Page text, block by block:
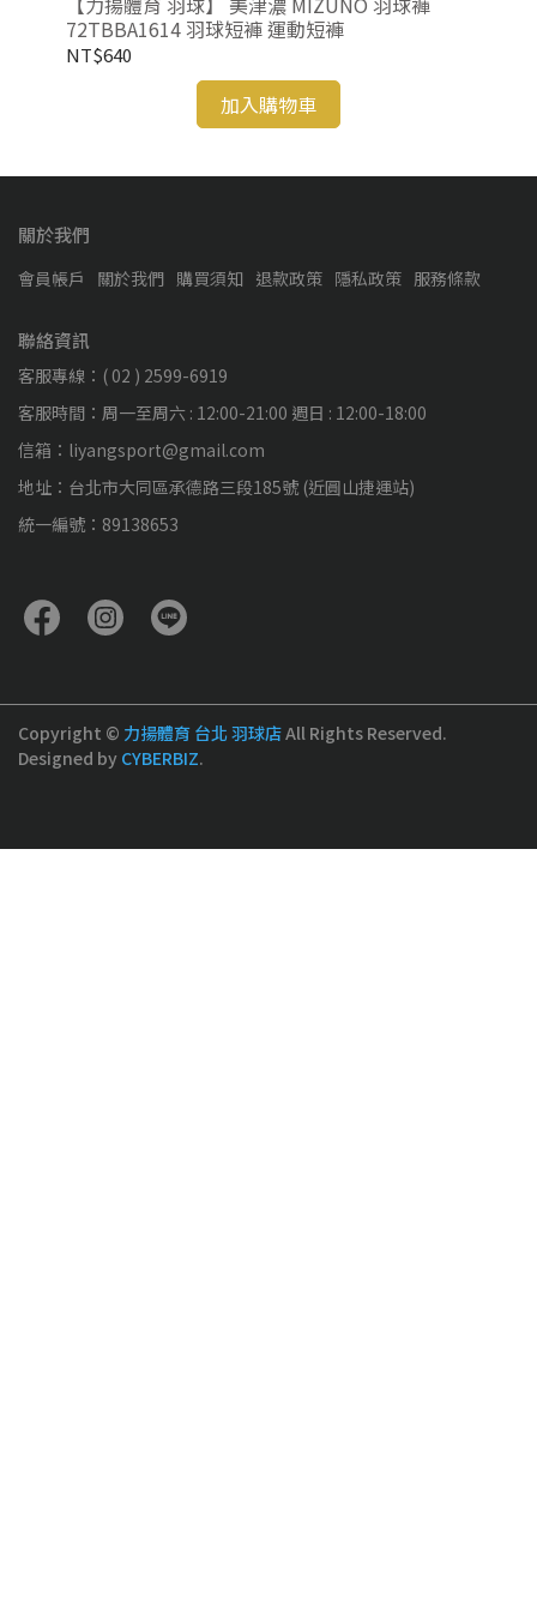
72TBBA1614 羽球短褲 運動短褲
NT$640
加入購物車
關於我們
會員帳戶 關於我們 購買須知 退款政策 隱私政策 服務條款
聯絡資訊
客服專線：( 02 ) 2599-6919
客服時間：周一至周六 : 12:00-21:00 週日 : 12:00-18:00
信箱：liyangsport@gmail.com
地址：台北市大同區承德路三段185號 (近圓山捷運站)
統一編號：89138653
Copyright © 力揚體育 台北 羽球店All Rights Reserved.
Designed by CYBERBIZ.